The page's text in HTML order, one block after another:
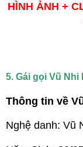
HÌNH ẢNH +
5. Gái gọi Vũ
Thông tin về
Nghệ danh: Vũ